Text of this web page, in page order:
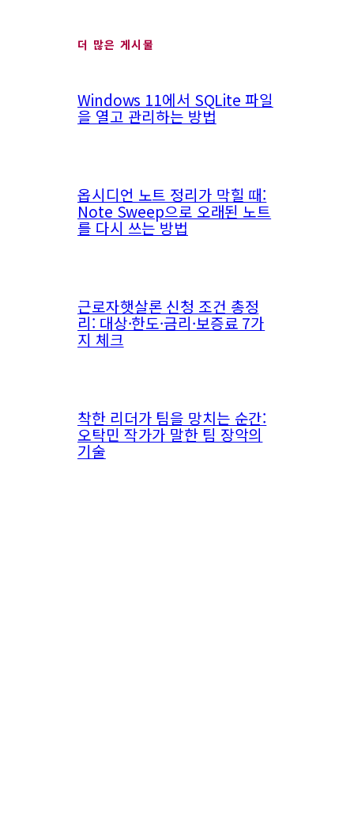
더 많은 게시물
Windows 11에서 SQLite 파일
을 열고 관리하는 방법
옵시디언 노트 정리가 막힐 때:
Note Sweep으로 오래된 노트
를 다시 쓰는 방법
근로자햇살론 신청 조건 총정
리: 대상·한도·금리·보증료 7가
지 체크
착한 리더가 팀을 망치는 순간:
오탁민 작가가 말한 팀 장악의
기술